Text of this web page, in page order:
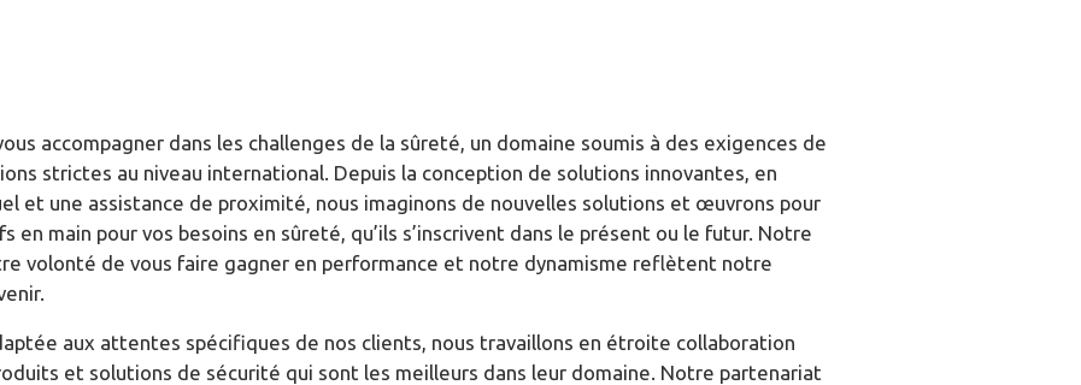
accompagner dans les challenges de la sûreté, un domaine soumis à des exigences de
strictes au niveau international. Depuis la conception de solutions innovantes, en
et une assistance de proximité, nous imaginons de nouvelles solutions et œuvrons pour
en main pour vos besoins en sûreté, qu’ils s’inscrivent dans le présent ou le futur. Notre
volonté de vous faire gagner en performance et notre dynamisme reflètent notre
aux attentes spécifiques de nos clients, nous travaillons en étroite collaboration
et solutions de sécurité qui sont les meilleurs dans leur domaine. Notre partenariat